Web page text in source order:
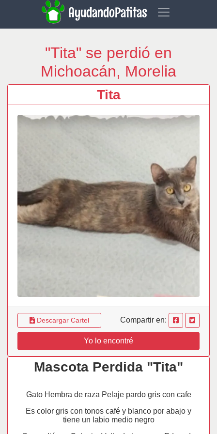
AyudandoPatitas
"Tita" se perdió en
Michoacán, Morelia
Tita
Descargar Cartel Compartir en:
Yo lo encontré
Mascota Perdida "Tita"
Gato Hembra de raza Pelaje pardo gris con cafe
Es color gris con tonos café y blanco por abajo y
tiene un labio medio negro